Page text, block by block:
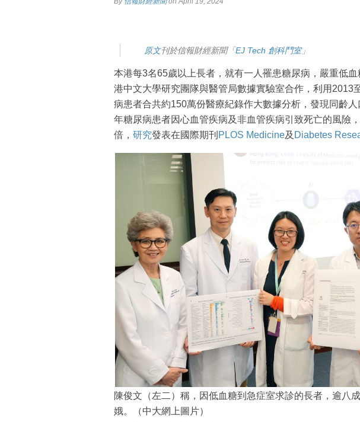
原文刊於信報財經新聞「EJ Tech 創科鬥室」
本港每3名65歲以上長者，就有一人罹患糖尿病，嚴重低
港中文大學研究團隊與醫管局數據實驗室合作，利用2013
病患者合共約150萬份醫療紀錄作大數據分析，發現同齡
年糖尿病患者因心血管疾病及非血管疾病引致死亡的風險
倍， 研究發表在國際期刊 PLOS Medicine及 Diabetes
陳俊文（左二）稱，因低血糖到急症室求診的長者，逾八
娥。（中大網上圖片）
成為 EJ
最新資訊